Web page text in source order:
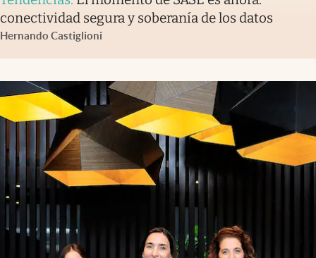
conectividad segura y soberanía de los datos
Hernando Castiglioni